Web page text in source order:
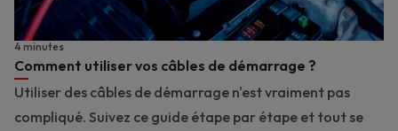
Comment utiliser vos câbles de démarrage ?
4 minutes
Utiliser des câbles de démarrage n'est vraiment pas
compliqué. Suivez ce guide étape par étape et tout se